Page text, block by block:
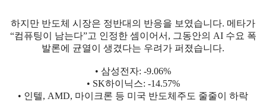
하지만 반도체 시장은 정반대의 반응을 보였습니다. 메타가
“컴퓨팅이 남는다”고 인정한 셈이어서, 그동안의 AI 수요 폭
발론에 균열이 생겼다는 우려가 퍼졌습니다.
• 삼성전자: -9.06%
• SK하이닉스: -14.57%
• 인텔, AMD, 마이크론 등 미국 반도체주도 줄줄이 하락